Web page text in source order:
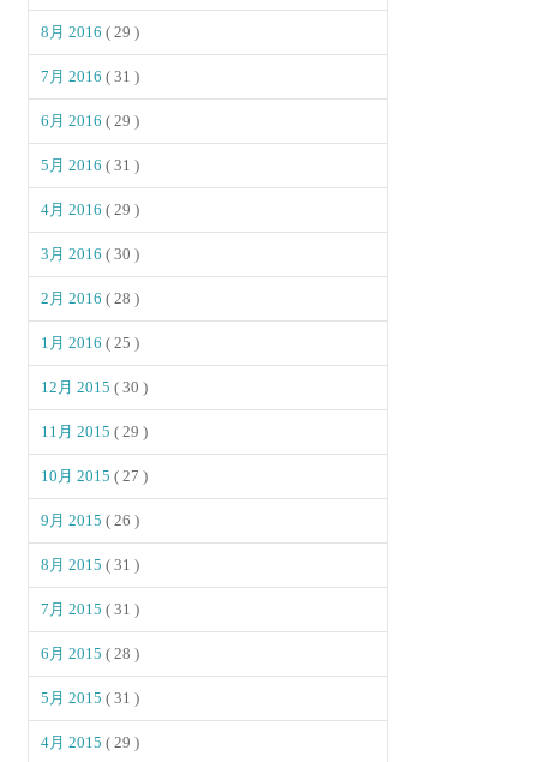
8月 2016( 29 )
7月 2016( 31 )
6月 2016( 29 )
5月 2016( 31 )
4月 2016( 29 )
3月 2016( 30 )
2月 2016( 28 )
1月 2016( 25 )
12月 2015( 30 )
11月 2015( 29 )
10月 2015( 27 )
9月 2015( 26 )
8月 2015( 31 )
7月 2015( 31 )
6月 2015( 28 )
5月 2015( 31 )
4月 2015( 29 )